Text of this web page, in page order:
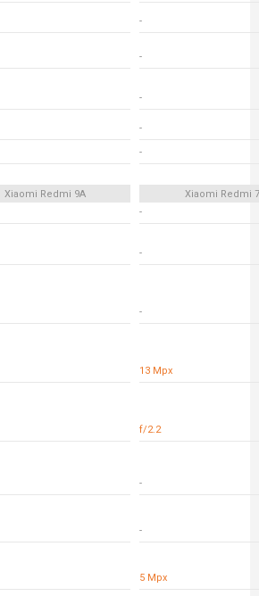
-
-
-
-
-
Xiaomi Redmi 9A
Xiaomi Redmi
-
-
-
13 Mpx
f/2.2
-
-
5 Mpx